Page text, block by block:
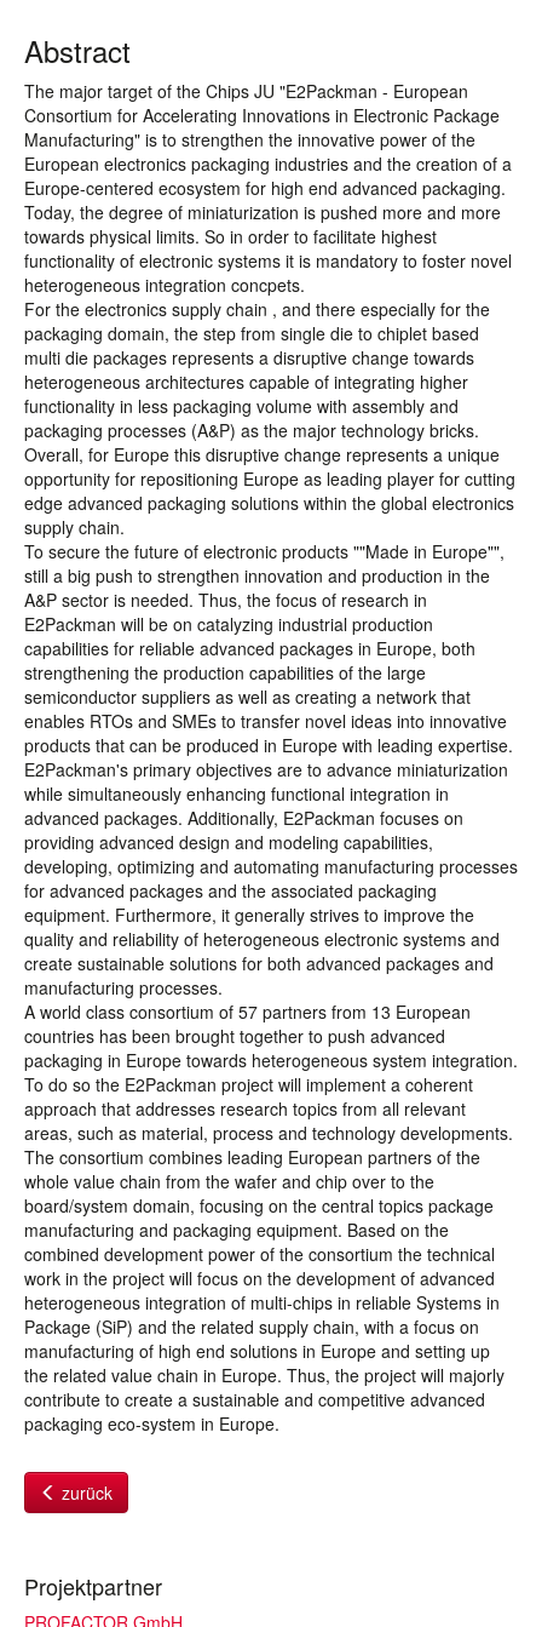
Abstract
The major target of the Chips JU "E2Packman - European
Consortium for Accelerating Innovations in Electronic Package
Manufacturing" is to strengthen the innovative power of the
European electronics packaging industries and the creation of a
Europe-centered ecosystem for high end advanced packaging.
Today, the degree of miniaturization is pushed more and more
towards physical limits. So in order to facilitate highest
functionality of electronic systems it is mandatory to foster novel
heterogeneous integration concpets.
For the electronics supply chain , and there especially for the
packaging domain, the step from single die to chiplet based
multi die packages represents a disruptive change towards
heterogeneous architectures capable of integrating higher
functionality in less packaging volume with assembly and
packaging processes (A&P) as the major technology bricks.
Overall, for Europe this disruptive change represents a unique
opportunity for repositioning Europe as leading player for cutting
edge advanced packaging solutions within the global electronics
supply chain.
To secure the future of electronic products ""Made in Europe"",
still a big push to strengthen innovation and production in the
A&P sector is needed. Thus, the focus of research in
E2Packman will be on catalyzing industrial production
capabilities for reliable advanced packages in Europe, both
strengthening the production capabilities of the large
semiconductor suppliers as well as creating a network that
enables RTOs and SMEs to transfer novel ideas into innovative
products that can be produced in Europe with leading expertise.
E2Packman's primary objectives are to advance miniaturization
while simultaneously enhancing functional integration in
advanced packages. Additionally, E2Packman focuses on
providing advanced design and modeling capabilities,
developing, optimizing and automating manufacturing processes
for advanced packages and the associated packaging
equipment. Furthermore, it generally strives to improve the
quality and reliability of heterogeneous electronic systems and
create sustainable solutions for both advanced packages and
manufacturing processes.
A world class consortium of 57 partners from 13 European
countries has been brought together to push advanced
packaging in Europe towards heterogeneous system integration.
To do so the E2Packman project will implement a coherent
approach that addresses research topics from all relevant
areas, such as material, process and technology developments.
The consortium combines leading European partners of the
whole value chain from the wafer and chip over to the
board/system domain, focusing on the central topics package
manufacturing and packaging equipment. Based on the
combined development power of the consortium the technical
work in the project will focus on the development of advanced
heterogeneous integration of multi-chips in reliable Systems in
Package (SiP) and the related supply chain, with a focus on
manufacturing of high end solutions in Europe and setting up
the related value chain in Europe. Thus, the project will majorly
contribute to create a sustainable and competitive advanced
packaging eco-system in Europe.
zurück
Projektpartner
PROFACTOR GmbH